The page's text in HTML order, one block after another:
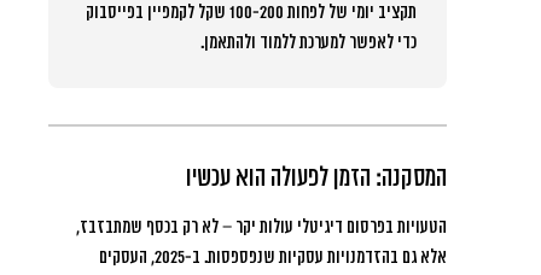
תקציב יומי של לפחות 100-200 שקל לקמפיין בפייסבוק
כדי לאפשר למערכת ללמוד ולהתאמן.
המסקנה: הזמן לפעולה הוא עכשיו
הטעויות בפרסום דיגיטלי עולות יקר – לא רק בכסף שמתבזבז,
אלא גם בהזדמנויות עסקיות שנפספסות. ב-2025, העסקים